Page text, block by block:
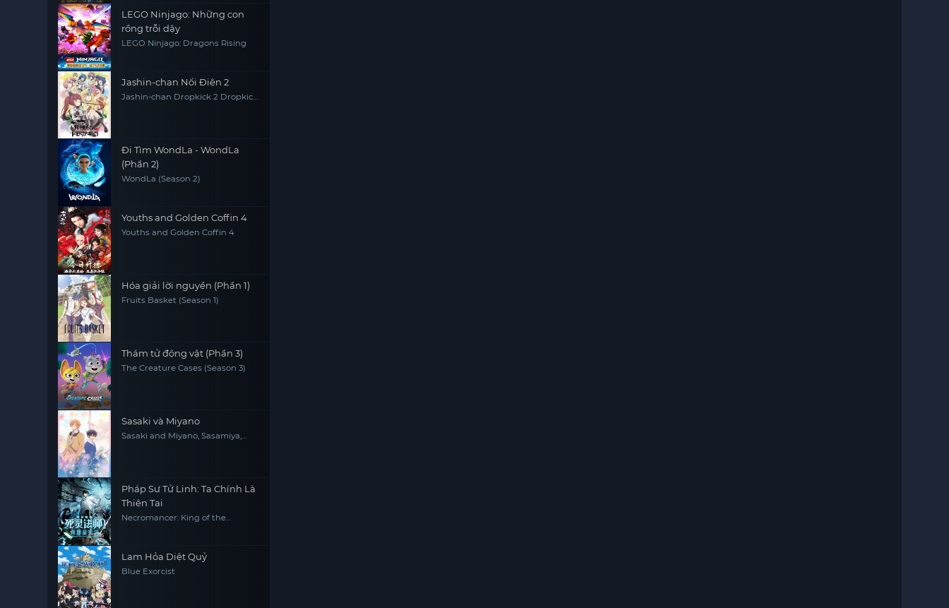
LEGO Ninjago: Những con
rồng trỗi dậy
LEGO Ninjago: Dragons Rising
Jashin-chan Nổi Điên 2
Jashin-chan Dropkick 2 Dropkick
Đi Tìm WondLa - WondLa
(Phần 2)
WondLa (Season 2)
Youths and Golden Coffin 4
Youths and Golden Coffin 4
Hóa giải lời nguyền (Phần 1)
Fruits Basket (Season 1)
Thám tử động vật (Phần 3)
The Creature Cases (Season 3)
Sasaki và Miyano
Sasaki and Miyano, Sasamiya,
Pháp Sư Tử Linh: Ta Chính Là
Thiên Tai
Necromancer: King of the
Lam Hỏa Diệt Quỷ
Blue Exorcist